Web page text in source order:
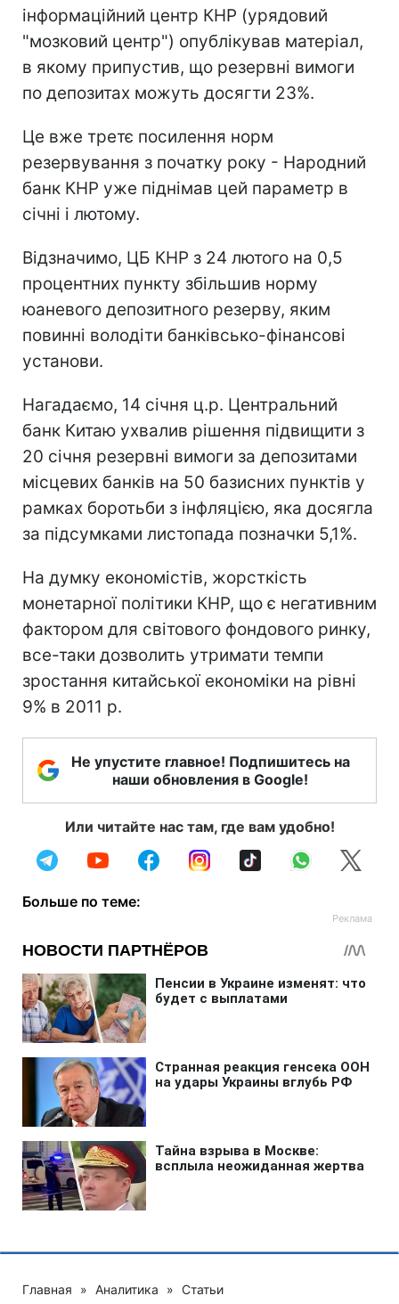
інформаційний центр КНР (урядовий
"мозковий центр") опублікував матеріал,
в якому припустив, що резервні вимоги
по депозитах можуть досягти 23%.
Це вже третє посилення норм
резервування з початку року - Народний
банк КНР уже піднімав цей параметр в
січні і лютому.
Відзначимо, ЦБ КНР з 24 лютого на 0,5
процентних пункту збільшив норму
юаневого депозитного резерву, яким
повинні володіти банківсько-фінансові
установи.
Нагадаємо, 14 січня ц.р. Центральний
банк Китаю ухвалив рішення підвищити з
20 січня резервні вимоги за депозитами
місцевих банків на 50 базисних пунктів у
рамках боротьби з інфляцією, яка досягла
за підсумками листопада позначки 5,1%.
На думку економістів, жорсткість
монетарної політики КНР, що є негативним
фактором для світового фондового ринку,
все-таки дозволить утримати темпи
зростання китайської економіки на рівні
9% в 2011 р.
Не упустите главное! Подпишитесь на
наши обновления в Google!
Или читайте нас там, где вам удобно!
Больше по теме:
Главная » Аналитика » Статьи